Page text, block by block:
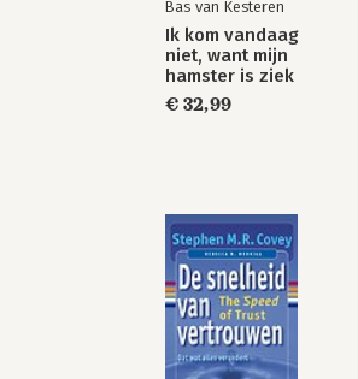
Bas van Kesteren
Ik kom vandaag
niet, want mijn
hamster is ziek
€ 32,99